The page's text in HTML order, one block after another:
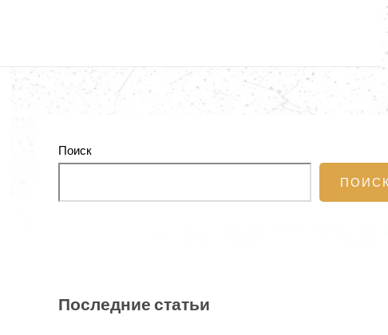
Поиск
Последние статьи